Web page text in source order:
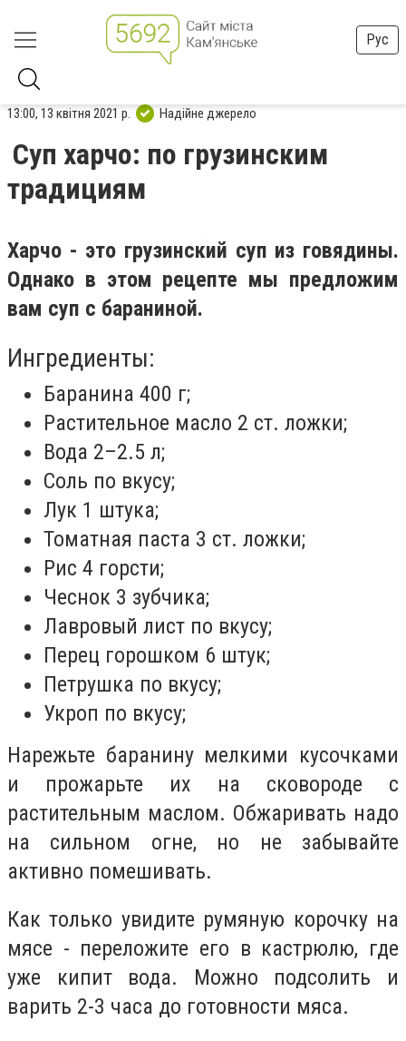
Рус
13:00, 13 квітня 2021 р. Надійне джерело
Суп харчо: по грузинским
традициям
Харчо - это грузинский суп из говядины.
Однако в этом рецепте мы предложим
вам суп с бараниной.
Ингредиенты:
Баранина 400 г;
Растительное масло 2 ст. ложки;
Вода 2–2.5 л;
Соль по вкусу;
Лук 1 штука;
Томатная паста 3 ст. ложки;
Рис 4 горсти;
Чеснок 3 зубчика;
Лавровый лист по вкусу;
Перец горошком 6 штук;
Петрушка по вкусу;
Укроп по вкусу;
Нарежьте баранину мелкими кусочками
и прожарьте их на сковороде с
растительным маслом. Обжаривать надо
на сильном огне, но не забывайте
активно помешивать.
Как только увидите румяную корочку на
мясе - переложите его в кастрюлю, где
уже кипит вода. Можно подсолить и
варить 2-3 часа до готовности мяса.